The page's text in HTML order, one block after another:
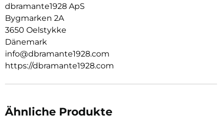
dbramante1928 ApS
Bygmarken 2A
3650 Oelstykke
Dänemark
info@dbramante1928.com
https://dbramante1928.com
Ähnliche Produkte